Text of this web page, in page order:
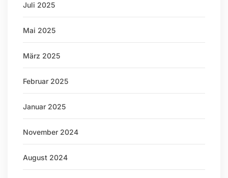
Juli 2025
Mai 2025
März 2025
Februar 2025
Januar 2025
November 2024
August 2024